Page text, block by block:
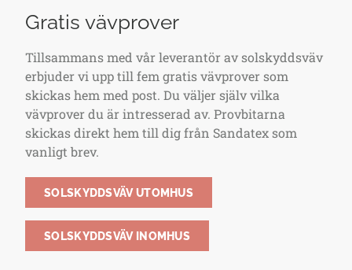
Gratis vävprover
Tillsammans med vår leverantör av solskyddsväv
erbjuder vi upp till fem gratis vävprover som
skickas hem med post. Du väljer själv vilka
vävprover du är intresserad av. Provbitarna
skickas direkt hem till dig från Sandatex som
vanligt brev.
SOLSKYDDSVÄV UTOMHUS
SOLSKYDDSVÄV INOMHUS